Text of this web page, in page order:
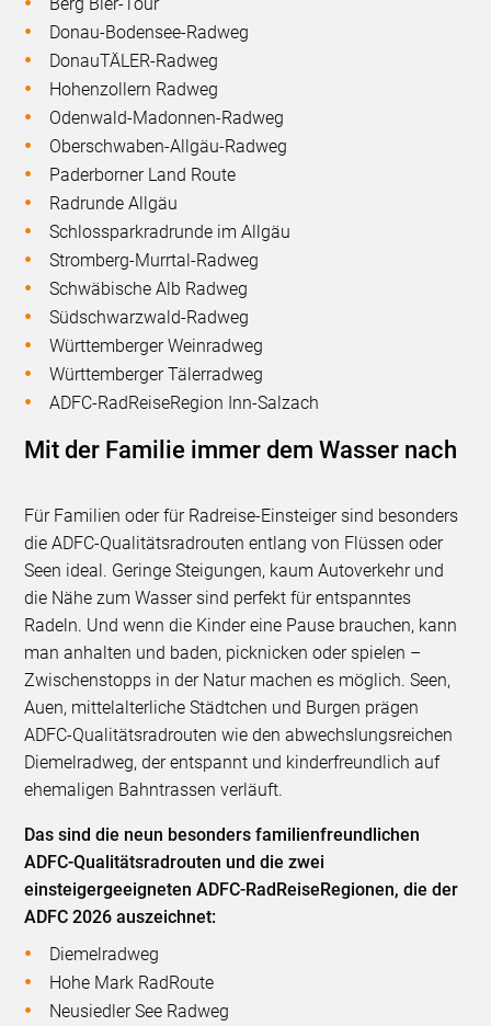
Donau-Bodensee-Radweg
DonauTÄLER-Radweg
Hohenzollern Radweg
Odenwald-Madonnen-Radweg
Oberschwaben-Allgäu-Radweg
Paderborner Land Route
Radrunde Allgäu
Schlossparkradrunde im Allgäu
Stromberg-Murrtal-Radweg
Schwäbische Alb Radweg
Südschwarzwald-Radweg
Württemberger Weinradweg
Württemberger Tälerradweg
ADFC-RadReiseRegion Inn-Salzach
Mit der Familie immer dem Wasser nach
Für Familien oder für Radreise-Einsteiger sind besonders
die ADFC-Qualitätsradrouten entlang von Flüssen oder
Seen ideal. Geringe Steigungen, kaum Autoverkehr und
die Nähe zum Wasser sind perfekt für entspanntes
Radeln. Und wenn die Kinder eine Pause brauchen, kann
man anhalten und baden, picknicken oder spielen –
Zwischenstopps in der Natur machen es möglich. Seen,
Auen, mittelalterliche Städtchen und Burgen prägen
ADFC-Qualitätsradrouten wie den abwechslungsreichen
Diemelradweg, der entspannt und kinderfreundlich auf
ehemaligen Bahntrassen verläuft.
Das sind die neun besonders familienfreundlichen
ADFC-Qualitätsradrouten und die zwei
einsteigergeeigneten ADFC-RadReiseRegionen, die der
ADFC 2026 auszeichnet:
Diemelradweg
Hohe Mark RadRoute
Neusiedler See Radweg